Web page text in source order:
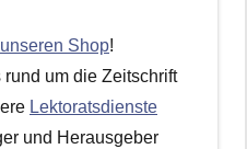
Shop!
um die Zeitschrift
Lektoratsdienste
und Herausgeber